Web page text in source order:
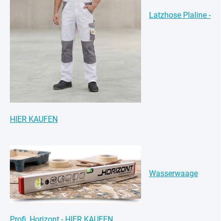
Latzhose Plaline -
HIER KAUFEN
Wasserwaage